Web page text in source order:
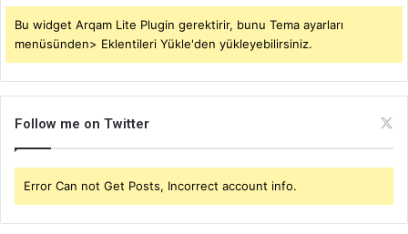
Bu widget Arqam Lite Plugin gerektirir, bunu Tema ayarları
menüsünden> Eklentileri Yükle'den yükleyebilirsiniz.
Follow me on Twitter
Error Can not Get Posts, Incorrect account info.